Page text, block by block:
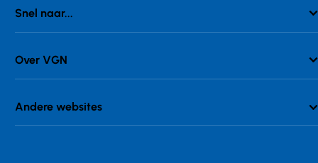
Snel naar...
Over VGN
Andere websites